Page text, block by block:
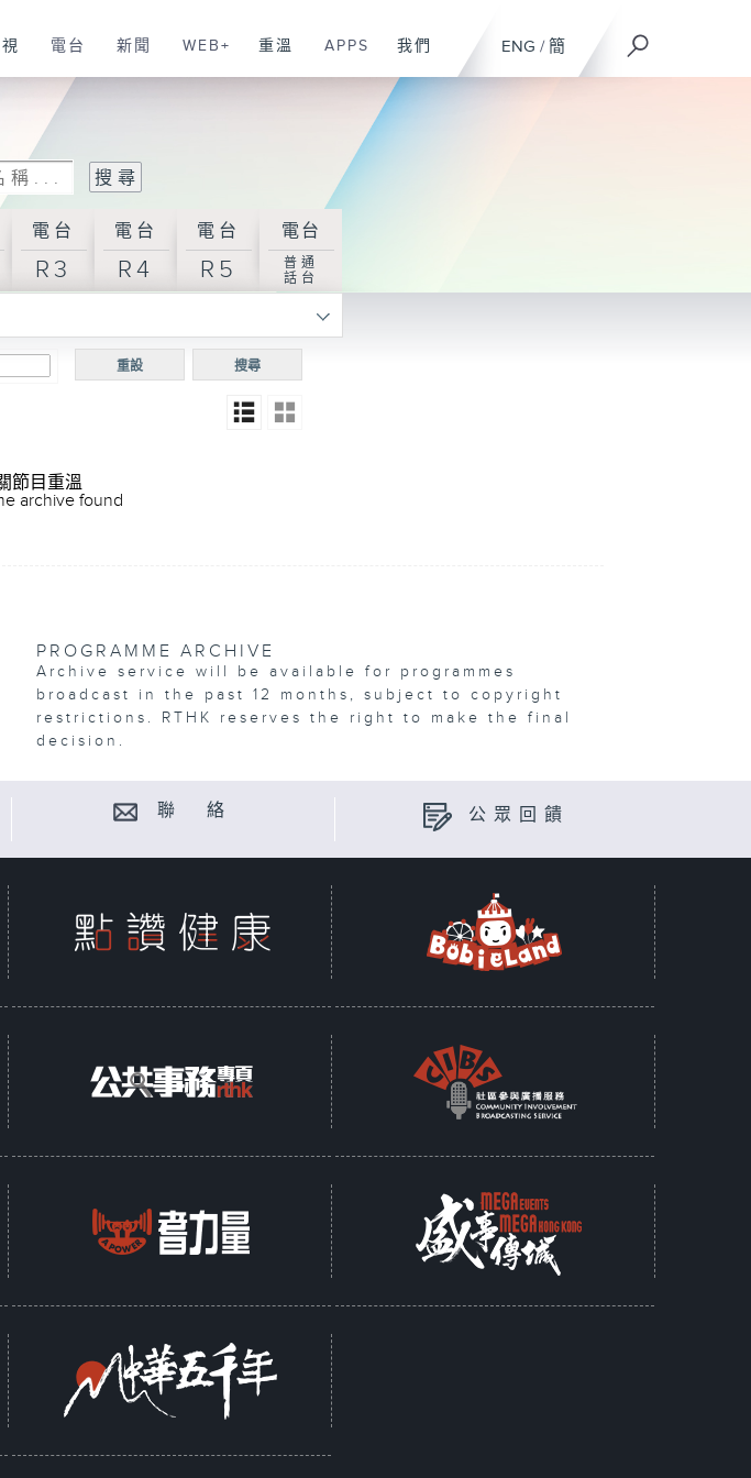
ENG / 簡
電台 新聞 WEB+ 重溫 APPS 我們
電台
R3
電台
R4
電台
R5
電台
普通
話台
搜尋
重設
節目重溫
archive found
PROGRAMME ARCHIVE
Archive service will be available for programmes
broadcast in the past 12 months, subject to copyright
restrictions. RTHK reserves the right to make the final
decision.
聯 絡 公眾回饋